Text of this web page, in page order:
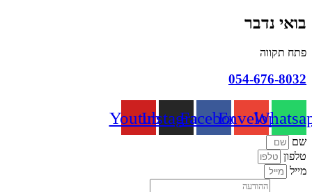
בואי נדבר
פתח תקווה
054-676-8032
Envelope
Facebook
Instagram
Youtube
שם
טלפון
מייל